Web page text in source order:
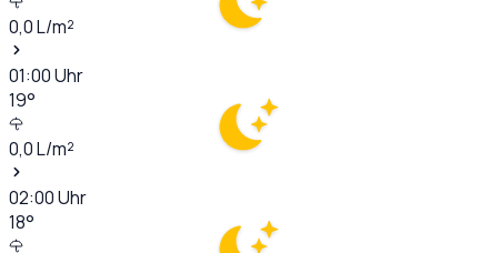
0,0L/m²
01:00Uhr
19°
0,0L/m²
02:00Uhr
18°